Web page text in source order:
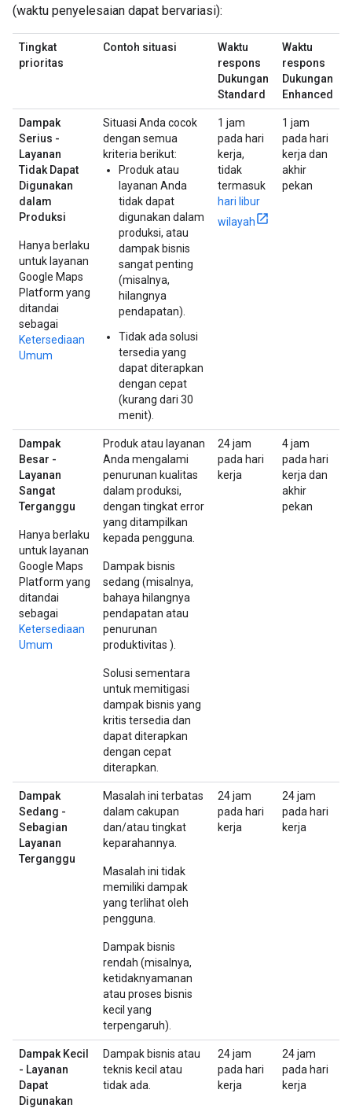
(waktu penyelesaian dapat bervariasi):
Tingkat
prioritas
Contoh situasi
Waktu
respons
Dukungan
Standard
Waktu
respons
Dukungan
Enhanced
Dampak
Serius -
Layanan
Tidak Dapat
Digunakan
dalam
Produksi
Hanya berlaku
untuk layanan
Google Maps
Platform yang
ditandai
sebagai
Ketersediaan
Umum
Situasi Anda cocok
dengan semua
kriteria berikut:
Produk atau
layanan Anda
tidak dapat
digunakan dalam
produksi, atau
dampak bisnis
sangat penting
(misalnya,
hilangnya
pendapatan).
Tidak ada solusi
tersedia yang
dapat diterapkan
dengan cepat
(kurang dari 30
menit).
1 jam
pada hari
kerja,
tidak
termasuk
hari libur
wilayah
1 jam
pada hari
kerja dan
akhir
pekan
Dampak
Besar -
Layanan
Sangat
Terganggu
Hanya berlaku
untuk layanan
Google Maps
Platform yang
ditandai
sebagai
Ketersediaan
Umum
Produk atau layanan
Anda mengalami
penurunan kualitas
dalam produksi,
dengan tingkat error
yang ditampilkan
kepada pengguna.
Dampak bisnis
sedang (misalnya,
bahaya hilangnya
pendapatan atau
penurunan
produktivitas ).
Solusi sementara
untuk memitigasi
dampak bisnis yang
kritis tersedia dan
dapat diterapkan
dengan cepat
diterapkan.
24 jam
pada hari
kerja
4 jam
pada hari
kerja dan
akhir
pekan
Dampak
Sedang -
Sebagian
Layanan
Terganggu
Masalah ini terbatas
dalam cakupan
dan/atau tingkat
keparahannya.
Masalah ini tidak
memiliki dampak
yang terlihat oleh
pengguna.
Dampak bisnis
rendah (misalnya,
ketidaknyamanan
atau proses bisnis
kecil yang
terpengaruh).
24 jam
pada hari
kerja
24 jam
pada hari
kerja
Dampak Kecil
- Layanan
Dapat
Digunakan
Dampak bisnis atau
teknis kecil atau
tidak ada.
24 jam
pada hari
kerja
24 jam
pada hari
kerja